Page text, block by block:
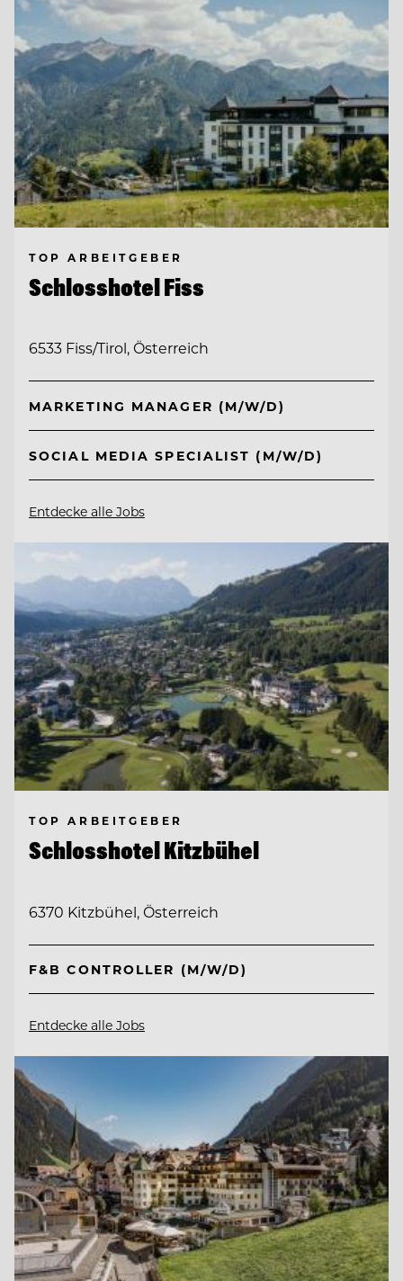
TOP ARBEITGEBER
Schlosshotel Fiss
6533 Fiss/Tirol, Österreich
MARKETING MANAGER (M/W/D)
SOCIAL MEDIA SPECIALIST (M/W/D)
Entdecke alle Jobs
TOP ARBEITGEBER
Schlosshotel Kitzbühel
6370 Kitzbühel, Österreich
F&B CONTROLLER (M/W/D)
Entdecke alle Jobs